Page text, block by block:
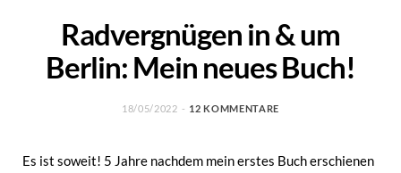
Radvergnügen in & um
Berlin: Mein neues Buch!
18/05/2022 12 KOMMENTARE
Es ist soweit! 5 Jahre nachdem mein erstes Buch erschienen